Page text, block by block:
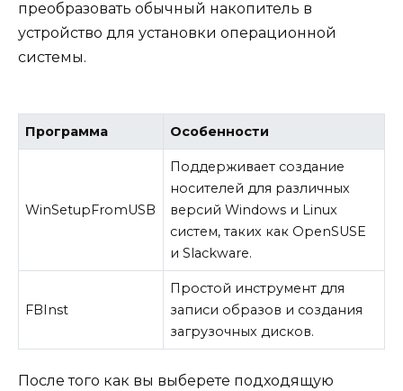
преобразовать обычный накопитель в
устройство для установки операционной
системы.
Программа Особенности
WinSetupFromUSB
Поддерживает создание
носителей для различных
версий Windows и Linux
систем, таких как OpenSUSE
и Slackware.
FBInst
Простой инструмент для
записи образов и создания
загрузочных дисков.
После того как вы выберете подходящую